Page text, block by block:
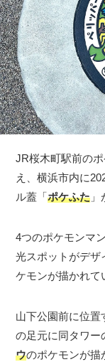
JR桜木町駅前の
え、横浜市内に
ル蓋「ポケふた
4つのポケモンマ
光スポットがデザ
ケモンが描かれて
山下公園前に位
の足元に同タワー
ウのポケモンが描